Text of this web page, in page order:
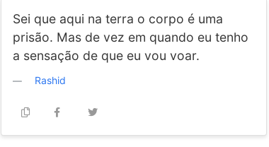
Sei que aqui na terra o corpo é uma
prisão. Mas de vez em quando eu tenho
a sensação de que eu vou voar.
Rashid